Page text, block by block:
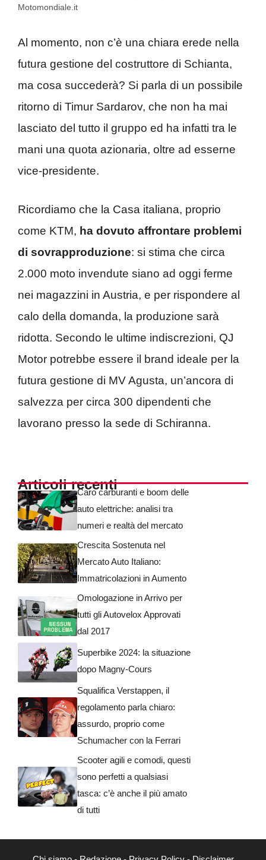
Motomondiale.it
Al momento, non c’è una chiara erede nella
futura gestione del costruttore di Schianta,
ma cosa succederà? Si parla di un possibile
ritorno di Timur Sardarov, che non ha mai
lasciato del tutto il gruppo ed ha infatti tra le
mani una quota azionaria, oltre ad esserne
vice-presidente.
Ricordiamo che la Casa italiana, proprio
come KTM, ha dovuto affrontare problemi
di sovrapproduzione: si stima che circa
2.000 moto invendute siano ad oggi ferme
nei magazzini in Austria, e per rispondere al
calo della domanda, la produzione sarà
ridotta. Secondo le ultime indiscrezioni, QJ
Motor potrebbe essere il brand ideale per la
futura gestione di MV Agusta, un’ancora di
salvezza per circa 300 dipendenti che
lavorano presso la sede di Schiranna.
Articoli recentiCaro carburanti e boom delle
auto elettriche: analisi tra
numeri e realtà del mercato
Crescita Sostenuta nel
Mercato Auto Italiano:
Immatricolazioni in Aumento
Omologazione in Arrivo per
tutti gli Autovelox Approvati
dal 2017
Superbike 2024: la situazione
dopo Magny-Cours
Squalifica Verstappen, il
regolamento parla chiaro:
assurdo, proprio come
Schumacher con la Ferrari
Scooter agili e comodi, questi
sono perfetti a qualsiasi
tasca: c’è anche il più amato
di tutti